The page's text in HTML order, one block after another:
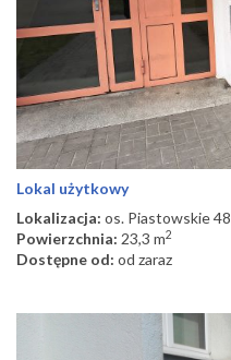
Lokal użytkowy
Lokalizacja: os. Piastowskie 48
Powierzchnia: 23,3 m2
Dostępne od: od zaraz